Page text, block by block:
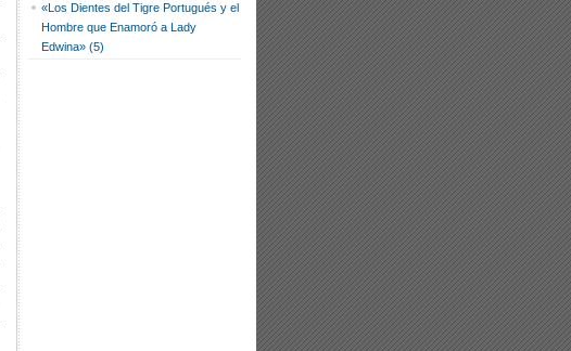
«Los Dientes del Tigre Portugués y el
Hombre que Enamoró a Lady
Edwina» (5)